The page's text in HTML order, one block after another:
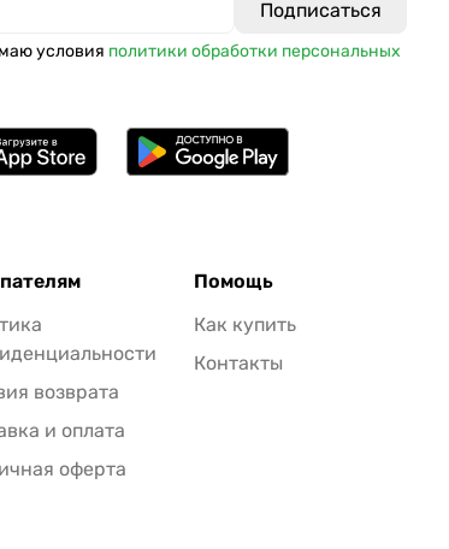
условия политики обработки персональных
возврата
и оплата
оферта
Помощь
Как купить
Контакты